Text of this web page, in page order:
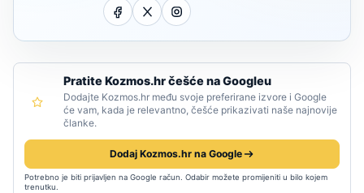
Pratite Kozmos.hr češće na Googleu
Dodajte Kozmos.hr među svoje preferirane izvore i Google
će vam, kada je relevantno, češće prikazivati naše najnovije
članke.
Dodaj Kozmos.hr na Google
Potrebno je biti prijavljen na Google račun. Odabir možete promijeniti u bilo kojem
trenutku.